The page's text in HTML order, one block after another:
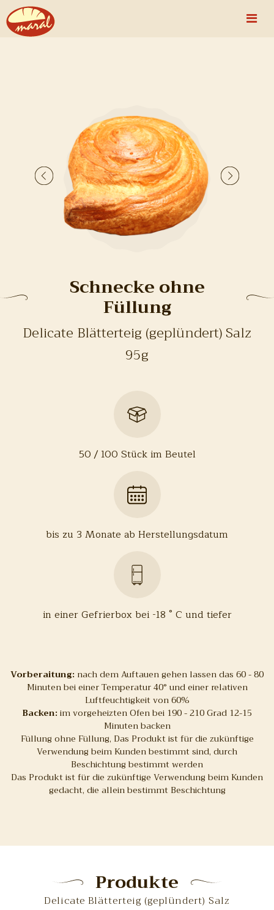
Schnecke ohne
Füllung
Delicate Blätterteig (geplündert) Salz
95g
50 / 100 Stück im Beutel
bis zu 3 Monate ab Herstellungsdatum
in einer Gefrierbox bei -18 ° C und tiefer
Vorberaitung: nach dem Auftauen gehen lassen das 60 - 80
Minuten bei einer Temperatur 40° und einer relativen
Luftfeuchtigkeit von 60%
Backen: im vorgeheizten Ofen bei 190 - 210 Grad 12-15
Minuten backen
Füllung ohne Füllung, Das Produkt ist für die zukünftige
Verwendung beim Kunden bestimmt sind, durch
Beschichtung bestimmt werden
Das Produkt ist für die zukünftige Verwendung beim Kunden
gedacht, die allein bestimmt Beschichtung
Produkte
Delicate Blätterteig (geplündert) Salz